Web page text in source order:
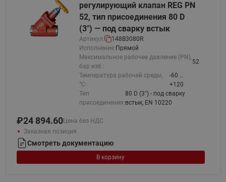
регулирующий клапан REG PN
52, тип присоединения 80 D
(3") — под сварку встык
Артикул:
148B3080R
Исполнение: Прямой
Максимальное рабочее давление (PN),
бар изб.:
52
Температура рабочей среды,
°С:
-60 …
+120
Тип
присоединения:
80 D (3") - под сварку
встык, EN 10220
₽24 894.60Цена без НДС
Заказная позиция
Смотреть документацию
В корзину